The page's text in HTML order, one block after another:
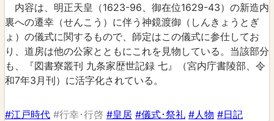
内容は、明正天皇（1623-96、御在位1629-43）の新造内
裏への遷幸（せんこう）に伴う神鏡渡御（しんきょうとぎ
ょ）の儀式に関するもので、師定はこの儀式に参仕してお
り、道房は他の公家とともにこれを見物している。当該部分
も、『図書寮叢刊 九条家歴世記録 七』（宮内庁書陵部、令
和7年3月刊）に活字化されている。
#江戸時代 #行幸･行啓 #皇居 #儀式･祭礼 #人物 #日記